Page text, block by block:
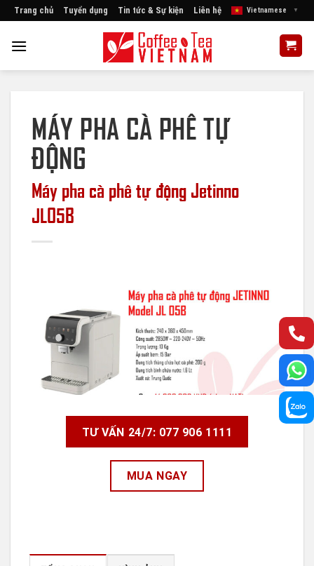
Skip
content
Trang chủ Tuyển dụng Tin tức & Sự kiện Liên hệ Vietnamese ▼
MÁY PHA CÀ PHÊ TỰ
ĐỘNG
Máy pha cà phê tự động Jetinno
JL05B
TƯ VẤN 24/7: 077 906 1111
MUA NGAY